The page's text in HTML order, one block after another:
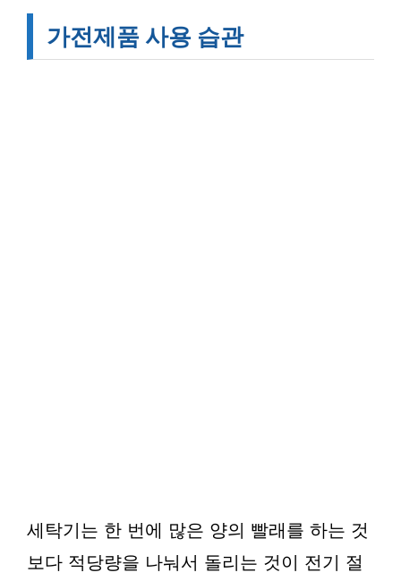
가전제품 사용 습관
세탁기는 한 번에 많은 양의 빨래를 하는 것
보다 적당량을 나눠서 돌리는 것이 전기 절